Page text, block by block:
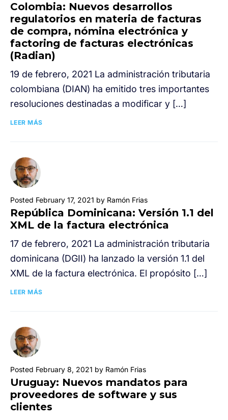
Colombia: Nuevos desarrollos
regulatorios en materia de facturas
de compra, nómina electrónica y
factoring de facturas electrónicas
(Radian)
19 de febrero, 2021 La administración tributaria
colombiana (DIAN) ha emitido tres importantes
resoluciones destinadas a modificar y […]
LEER MÁS
Posted February 17, 2021 by Ramón Frias
República Dominicana: Versión 1.1 del
XML de la factura electrónica
17 de febrero, 2021 La administración tributaria
dominicana (DGII) ha lanzado la versión 1.1 del
XML de la factura electrónica. El propósito […]
LEER MÁS
Posted February 8, 2021 by Ramón Frias
Uruguay: Nuevos mandatos para
proveedores de software y sus
clientes